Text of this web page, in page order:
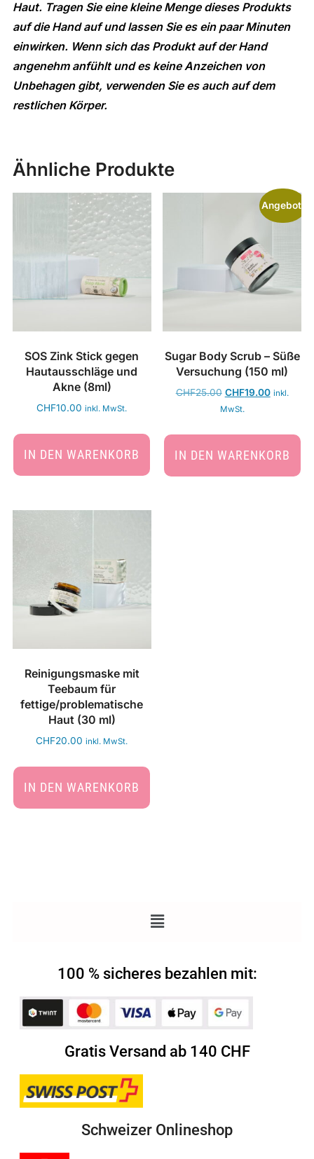
Haut. Tragen Sie eine kleine Menge dieses Produkts
auf die Hand auf und lassen Sie es ein paar Minuten
einwirken. Wenn sich das Produkt auf der Hand
angenehm anfühlt und es keine Anzeichen von
Unbehagen gibt, verwenden Sie es auch auf dem
restlichen Körper.
Ähnliche Produkte
SOS Zink Stick gegen
Hautausschläge und
Akne (8ml)
CHF10.00 inkl. MwSt.
IN DEN WARENKORB
Angebot!
Sugar Body Scrub – Süße
Versuchung (150 ml)
CHF25.00 CHF19.00 inkl.
MwSt.
IN DEN WARENKORB
Reinigungsmaske mit
Teebaum für
fettige/problematische
Haut (30 ml)
CHF20.00 inkl. MwSt.
IN DEN WARENKORB
100 % sicheres bezahlen mit:
Gratis Versand ab 140 CHF
Schweizer Onlineshop